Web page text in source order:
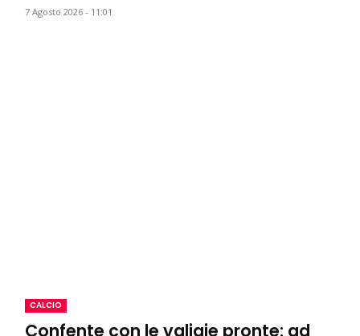
7 Agosto 2026 - 11:01
CALCIO
Confente con le valigie pronte: ad